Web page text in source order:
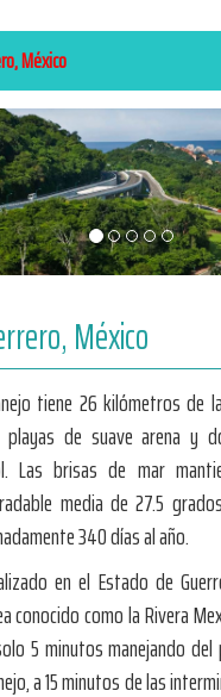
México
México
tiene 26 kilómetros de
de suave arena y
Las brisas de mar
media de 27.5
340 días al año.
en el Estado de
conocido como la Rivera
5 minutos manejando
a 15 minutos de las